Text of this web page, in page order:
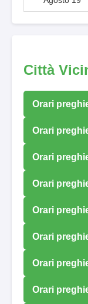
Città
Orari
Orari
Orari
Orari
Orari
Orari
Orari
Orari